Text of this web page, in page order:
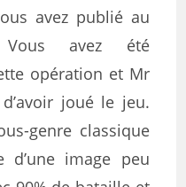
avez publié au
Vous avez été
opération et Mr
joué le jeu.
genre classique
image peu